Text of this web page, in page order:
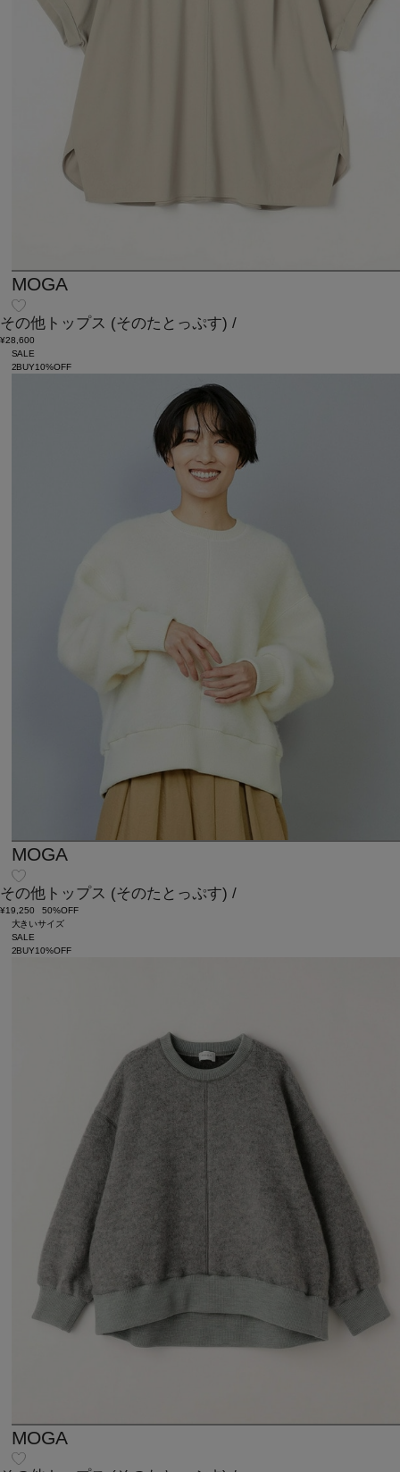
MOGA
その他トップス (そのたとっぷす) /
¥28,600
SALE
2BUY10%OFF
MOGA
その他トップス (そのたとっぷす) /
¥19,250
50%OFF
大きいサイズ
SALE
2BUY10%OFF
MOGA